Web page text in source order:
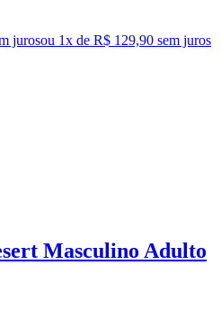
jurosou 1x de R$ 129,90 sem juros
Masculino Adulto